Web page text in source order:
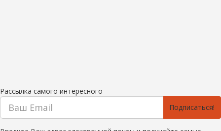
Рассылка самого интересного
Подписаться!